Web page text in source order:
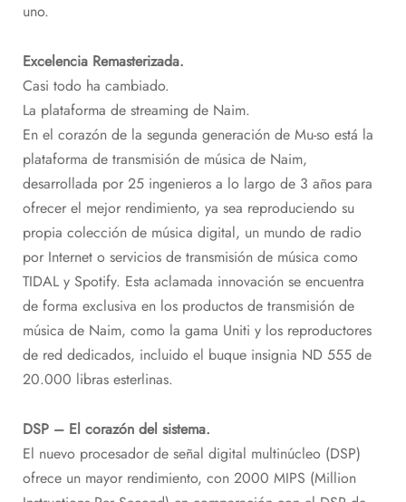
uno.
Excelencia Remasterizada.
Casi todo ha cambiado.
La plataforma de streaming de Naim.
En el corazón de la segunda generación de Mu-so está la
plataforma de transmisión de música de Naim,
desarrollada por 25 ingenieros a lo largo de 3 años para
ofrecer el mejor rendimiento, ya sea reproduciendo su
propia colección de música digital, un mundo de radio
por Internet o servicios de transmisión de música como
TIDAL y Spotify. Esta aclamada innovación se encuentra
de forma exclusiva en los productos de transmisión de
música de Naim, como la gama Uniti y los reproductores
de red dedicados, incluido el buque insignia ND 555 de
20.000 libras esterlinas.
DSP – El corazón del sistema.
El nuevo procesador de señal digital multinúcleo (DSP)
ofrece un mayor rendimiento, con 2000 MIPS (Million